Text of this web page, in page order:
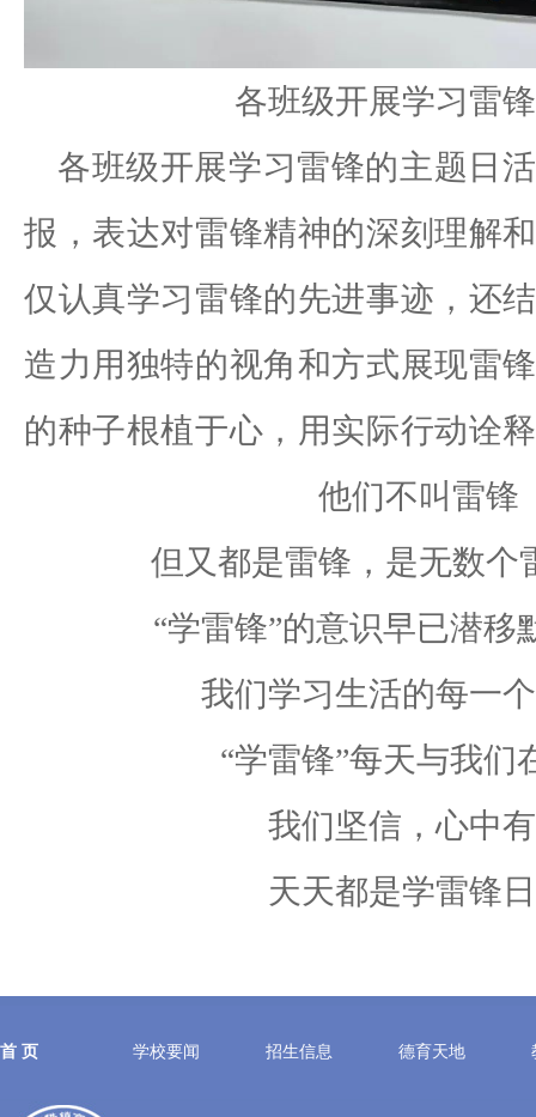
各班级开展学习雷
各班级开展学习雷锋的主题日
报，表达对雷锋精神的深刻理解
仅认真学习雷锋的先进事迹，还
造力用独特的视角和方式展现雷
的种子根植于心，用实际行动诠
他们不叫雷锋
但又都是雷锋 ， 是无数个
“学雷锋”的意识早已潜移
我们学习生活的每一
“学雷锋”每天与我们
我们坚信，心中
天天都是学雷锋
首 页 学校要闻 招生信息 德育天地